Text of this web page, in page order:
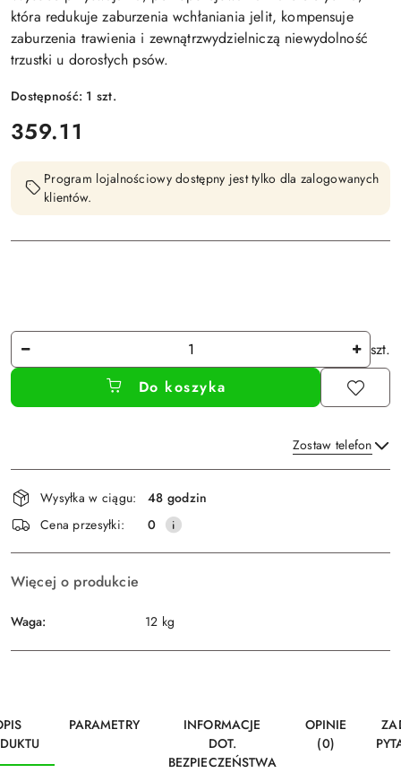
która redukuje zaburzenia wchłaniania jelit, kompensuje
zaburzenia trawienia i zewnątrzwydzielniczą niewydolność
trzustki u dorosłych psów.
Dostępność: 1 szt.
cena:
359.11
Program lojalnościowy dostępny jest tylko dla zalogowanych
klientów.
Ilość
szt.
Do koszyka
Zostaw telefon
Wyślij
Dostępność
i
dostawa
Wysyłka w ciągu:
48 godzin
Cena przesyłki:
0
Więcej o produkcie
Waga: 12 kg
PARAMETRY
INFORMACJE
DOT.
BEZPIECZEŃSTWA
OPINIE
(0)